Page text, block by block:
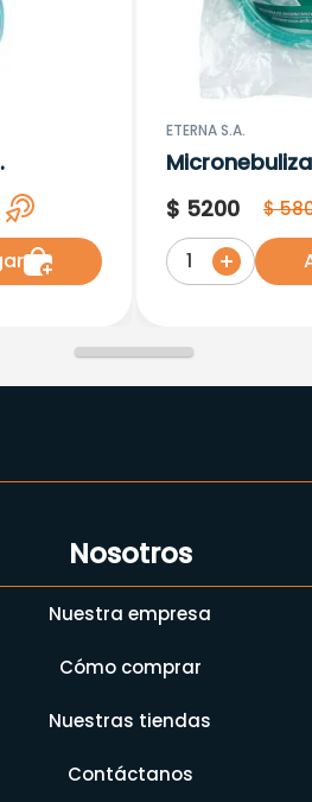
ETERNA S.A.
Adulto/Large
$ 5200 $
1
Nosotros
Nuestra empresa
Cómo comprar
Nuestras tiendas
Contáctanos